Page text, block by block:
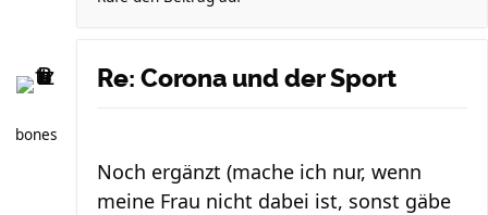
bones
Re: Corona und der Sport
Noch ergänzt (mache ich nur, wenn
meine Frau nicht dabei ist, sonst gäbe